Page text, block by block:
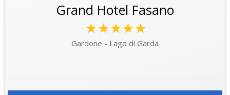
Grand Hotel Fasano
★★★★★
Gardone - Lago di Garda